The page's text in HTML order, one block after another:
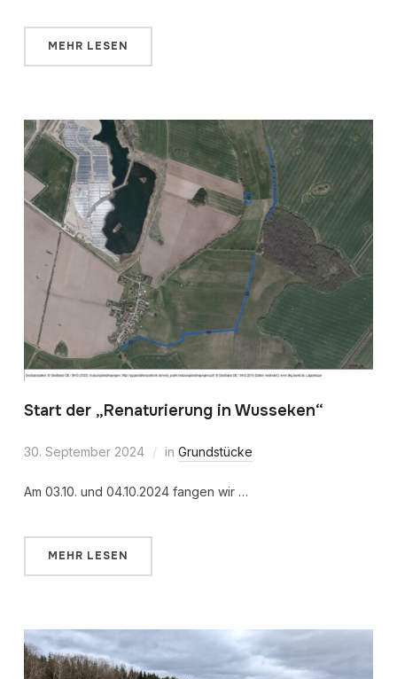
MEHR LESEN
Start der „Renaturierung in Wusseken“
30. September 2024 in Grundstücke
Am 03.10. und 04.10.2024 fangen wir …
MEHR LESEN